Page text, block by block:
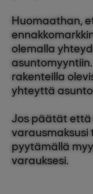
Huomaathan,
olemalla
rakenteilla
yhteyttä
Jos päätät että
varausmaksusi
pyytämällä
varauksesi.